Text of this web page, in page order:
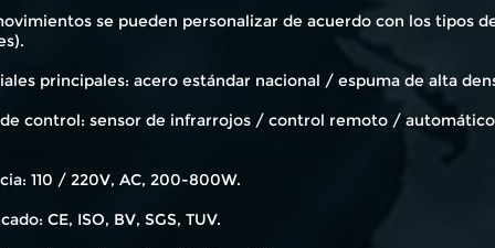
se pueden personalizar de acuerdo con los tipos
principales: acero estándar nacional / espuma de alta
control: sensor de infrarrojos / control remoto /
110 / 220V, AC, 200-800W.
CE, ISO, BV, SGS, TUV.